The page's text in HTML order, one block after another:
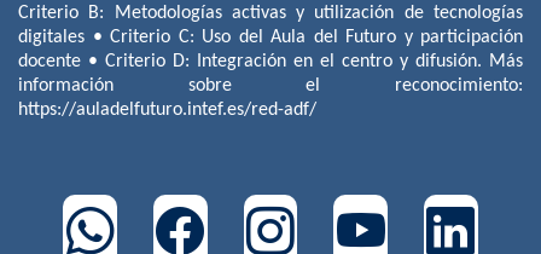
Criterio B: Metodologías activas y utilización de tecnologías
digitales • Criterio C: Uso del Aula del Futuro y participación
docente • Criterio D: Integración en el centro y difusión. Más
información sobre el reconocimiento:
https://auladelfuturo.intef.es/red-adf/